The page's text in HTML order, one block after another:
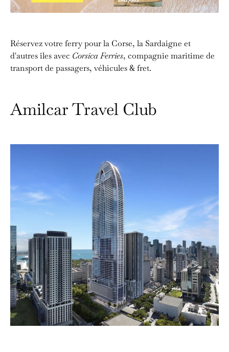
Réservez votre ferry pour la Corse, la Sardaigne et
d'autres îles avec Corsica Ferries, compagnie maritime de
transport de passagers, véhicules & fret.
Amilcar Travel Club